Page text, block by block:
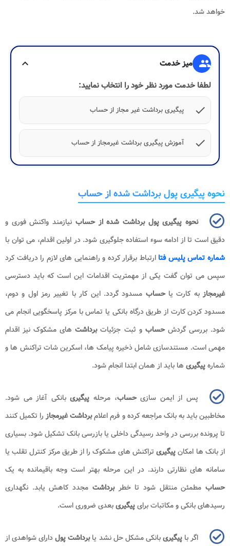
خواهد شد.
group میز خدمت
expand_more
لطفا خدمت مورد نظر خود را انتخاب نمایید:
check
پیگیری برداشت غیر مجاز از حساب
check آموزش پیگیری برداشت غیرمجاز از حساب
نحوه پیگیری پول برداشت شده از حساب
نحوه پیگیری پول برداشت شده از حساب نیازمند واکنش فوری و
دقیق است تا از ادامه سوء استفاده جلوگیری شود. در اولین اقدام، می توان با
شماره تماس پلیس فتا ارتباط برقرار کرده و راهنمایی های لازم را دریافت کرد
سپس می توان گفت یکی از مهمتریت اقدامات این است که باید دسترسی
غیرمجازبه کارت یاحساب مسدود گردد. این کار با تغییر رمز اول و دوم،
مسدود کردن کارت از طریق درگاه بانکی یا تماس با مرکز پاسخگویی انجام می
شود. بررسی گردشحسابو ثبت جزئیاتبرداشت های مشکوک نیز اقدام
مهمی است. مستندسازی شامل ذخیره پیامک ها، اسکرین شات تراکنش ها و
شمارهپیگیری ها باید از همان ابتدا انجام شود.
پس از ایمن سازیحساب، مرحله پیگیریبانکی آغاز می شود.
مخاطبین باید به بانک مراجعه کرده و فرم اعلامبرداشت غیرمجازرا تکمیل کنند
تا پرونده بررسی در واحد رسیدگی داخلی یا بازرسی بانک تشکیل شود. بسیاری
از بانک ها امکانپیگیری تراکنش های مشکوک را از طریق مرکز کنترل تقلب یا
سامانه های نظارتی دارند. در این مرحله بهتر است وجه باقیمانده به یک
حساب مطمئن منتقل شود تا خطربرداشت مجدد کاهش یابد. نگهداری
رسیدهای بانکی و مکاتبات برایپیگیریبعدی ضروری است.
اگر باپیگیریبانکی مشکل حل نشد یابرداشت پولدارای شواهدی از